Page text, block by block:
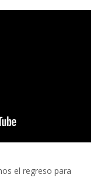
el regreso para